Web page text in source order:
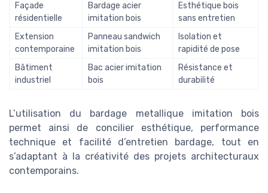
Façade
résidentielle
Bardage acier
imitation bois
Esthétique bois
sans entretien
Extension
contemporaine
Panneau sandwich
imitation bois
Isolation et
rapidité de pose
Bâtiment
industriel
Bac acier imitation
bois
Résistance et
durabilité
L’utilisation du bardage metallique imitation bois
permet ainsi de concilier esthétique, performance
technique et facilité d’entretien bardage, tout en
s’adaptant à la créativité des projets architecturaux
contemporains.